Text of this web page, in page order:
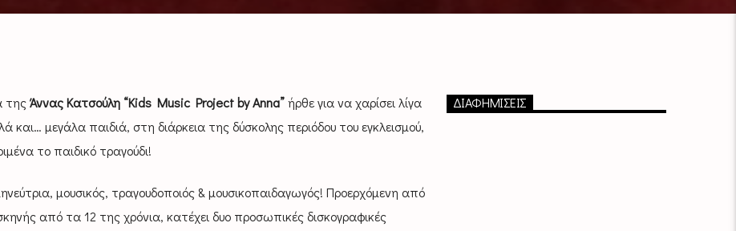
τηςΆννας Κατσούλη “Kids Music Project by Anna”ήρθε για να χαρίσει λίγα
μεγάλα παιδιά, στη διάρκεια της δύσκολης περιόδου του εγκλεισμού,
το παιδικό τραγούδι!
μουσικός, τραγουδοποιός & μουσικοπαιδαγωγός! Προερχόμενη από
από τα 12 της χρόνια, κατέχει δυο προσωπικές δισκογραφικές
ΔΙΑΦΗΜΙΣΕΙΣ